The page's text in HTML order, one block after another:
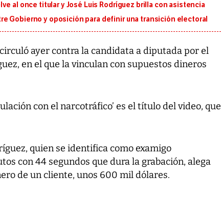
al once titular y José Luis Rodríguez brilla con asistencia
Gobierno y oposición para definir una transición electoral
ayer contra la candidata a diputada por el
en el que la vinculan con supuestos dineros
con el narcotráfico’ es el título del video, que
quien se identifica como examigo
con 44 segundos que dura la grabación, alega
de un cliente, unos 600 mil dólares.